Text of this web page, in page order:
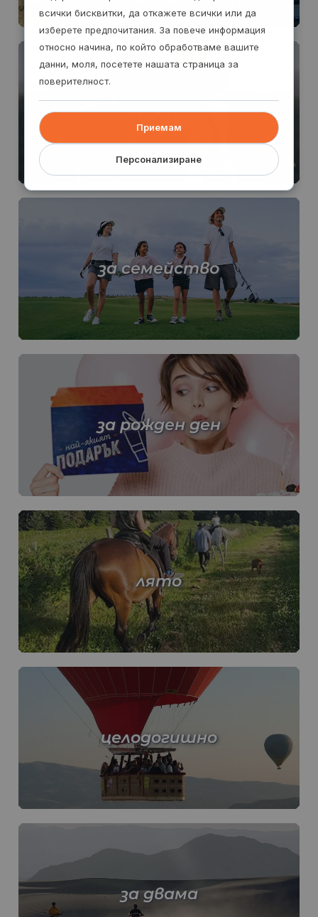
за дете
за семейство
за рожден ден
лято
целодогишно
за двама
всички бисквитки, да откажете всички или да
изберете предпочитания. За повече информация
относно начина, по който обработваме вашите
данни, моля, посетете нашата страница за
поверителност.
Персонализиране
Приемам